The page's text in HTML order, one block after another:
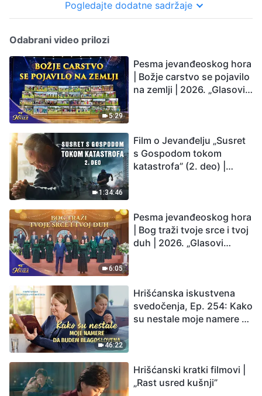
Pogledajte dodatne sadržaje
Odabrani video prilozi
5:29
Pesma jevanđeoskog hora
| Božje carstvo se pojavilo
na zemlji | 2026. „Glasovi
1:34:46
Film o Jevanđelju „Susret
s Gospodom tokom
katastrofa” (2. deo) |
Čovečanstvo ulazi u
odbrojavanje. Da li ste
pronašli način da
6:05
Pesma jevanđeoskog hora
| Bog traži tvoje srce i tvoj
duh | 2026. „Glasovi
46:22
Hrišćanska iskustvena
svedočenja, Ep. 254: Kako
su nestale moje namere da
Hrišćanski kratki filmovi |
„Rast usred kušnji”